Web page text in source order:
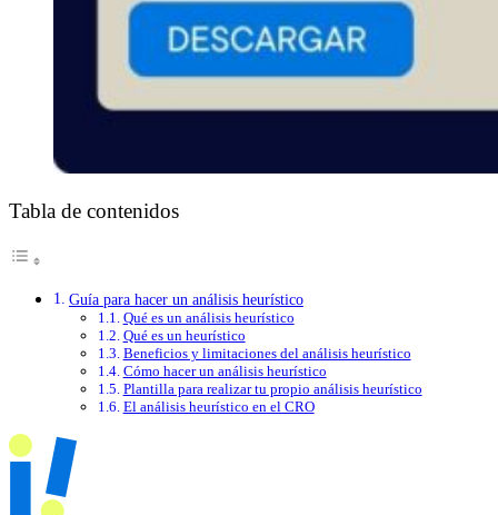
Tabla de contenidos
Guía para hacer un análisis heurístico
Qué es un análisis heurístico
Qué es un heurístico
Beneficios y limitaciones del análisis heurístico
Cómo hacer un análisis heurístico
Plantilla para realizar tu propio análisis heurístico
El análisis heurístico en el CRO